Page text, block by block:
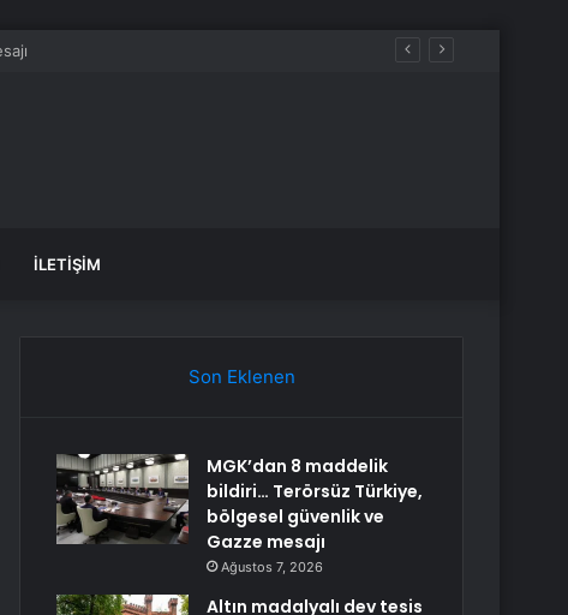
İLETIŞIM
Son Eklenen
MGK’dan 8 maddelik
bildiri… Terörsüz Türkiye,
bölgesel güvenlik ve
Gazze mesajı
Ağustos 7, 2026
Altın madalyalı dev tesis